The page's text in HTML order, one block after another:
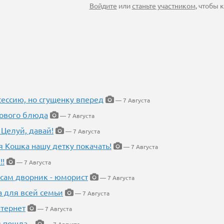
Войдите илистаньте участником, чтобы
но сгущенку вперед — 7 Августа
блюда — 7 Августа
Целуй, давай! — 7 Августа
Кошка нашу детку покачать! — 7 Августа
— 7 Августа
дворник - юморист — 7 Августа
для всей семьи — 7 Августа
— 7 Августа